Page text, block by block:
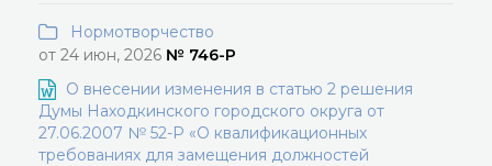
Нормотворчество
от 24 июн, 2026 № 746-Р
О внесении изменения в статью 2 решения
Думы Находкинского городского округа от
27.06.2007 № 52-Р «О квалификационных
требованиях для замещения должностей